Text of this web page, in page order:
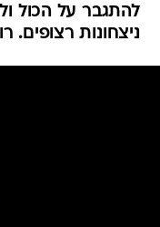
ניצחונות